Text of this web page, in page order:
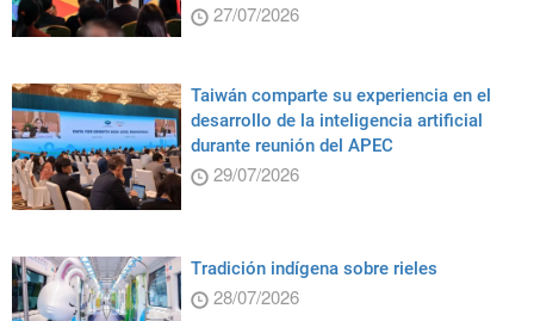
27/07/2026
Taiwán comparte su experiencia en el
desarrollo de la inteligencia artificial
durante reunión del APEC
29/07/2026
Tradición indígena sobre rieles
28/07/2026